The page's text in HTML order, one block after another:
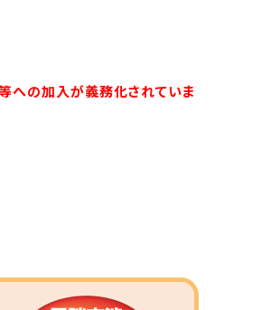
への加入が義務化されていま